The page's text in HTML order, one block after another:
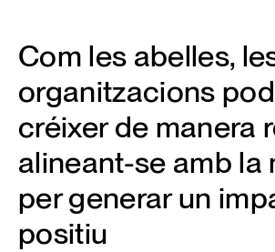
Com les abelles,
organitzacions
créixer de manera
alineant-se amb la
per generar un
positiu